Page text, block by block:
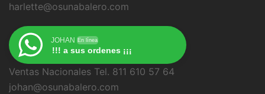
harlette@osunabalero.com
JOHAN En línea
!!! a sus ordenes ¡¡¡
Ventas Nacionales Tel. 811 610 57 64
johan@osunabalero.com